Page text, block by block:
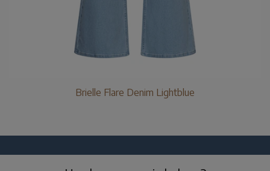
Brielle Flare Denim Lightblue